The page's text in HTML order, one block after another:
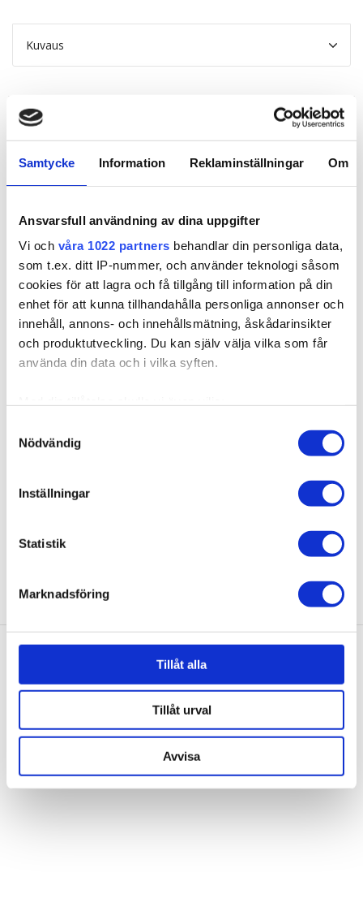
Samtycke Information Reklaminställningar Om
Ansvarsfull användning av dina uppgifter
Vi och våra 1022 partners behandlar din personliga data,
som t.ex. ditt IP-nummer, och använder teknologi såsom
cookies för att lagra och få tillgång till information på din
enhet för att kunna tillhandahålla personliga annonser och
innehåll, annons- och innehållsmätning, åskådarinsikter
och produktutveckling. Du kan själv välja vilka som får
använda din data och i vilka syften.
kan ha en noggrannhet på upp till flera meter
Ta reda på mer om hur dina personliga uppgifter
Du kan ändra eller dra tillbaka ditt samtycke när som
Vi använder enhetsidentifierare för att anpassa innehållet
för sociala medier och analysera vår trafik. Vi
vidarebefordrar även sådana identifierare och annan
information från din enhet till de sociala medier och
Dessa kan i sin tur kombinera informationen med annan
information som du har tillhandahållit eller som de har
samlat in när du har använt deras tjänster.
Nödvändig
Inställningar
Statistik
Marknadsföring
Tillåt alla
Tillåt urval
Avvisa
Kuvaus
Related products
Pihdit hiustenpidennysten poistoa varten. Käytä pihtejä